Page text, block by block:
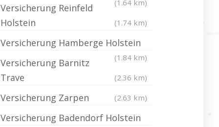
(1.64 km)
Versicherung Reinfeld
Holstein
(1.74 km)
Versicherung Hamberge Holstein
(1.84 km)
Versicherung Barnitz
Trave
(2.36 km)
Versicherung Zarpen (2.63 km)
Versicherung Badendorf Holstein